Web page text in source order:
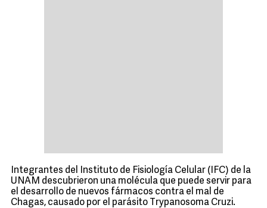
Integrantes del Instituto de Fisiología Celular (IFC) de la
UNAM descubrieron una molécula que puede servir para
el desarrollo de nuevos fármacos contra el mal de
Chagas, causado por el parásito Trypanosoma Cruzi.